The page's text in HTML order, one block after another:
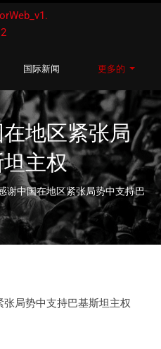
国际新闻 更多的
地区紧张局
主权
谢中国在地区紧张局势中支持巴